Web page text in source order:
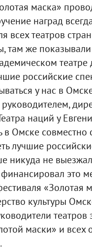
маска»
наград
всех театров
там же
российские
у нас в
наций у
в Омске
лучшие
никуда не
это
«Золотая
культуры
маски» и всех